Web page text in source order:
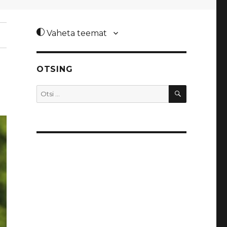
Vaheta teemat
OTSING
Otsi: OTSI